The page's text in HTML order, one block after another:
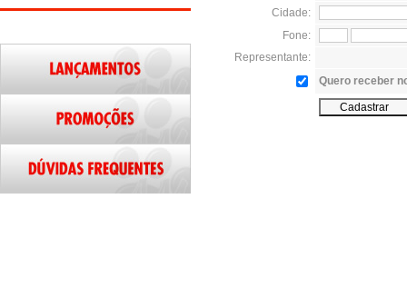
Cidade:
Fone:
Representante:
Quero receber